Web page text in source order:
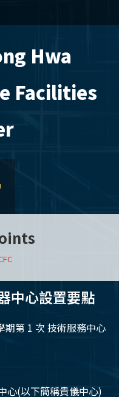
Hwa
Facilities
中心設置要點
期第 1 次 技術服務中心
心(以下簡稱貴儀中心)